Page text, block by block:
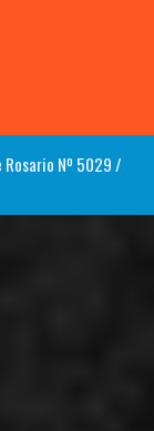
Rosario Nº 5029 /